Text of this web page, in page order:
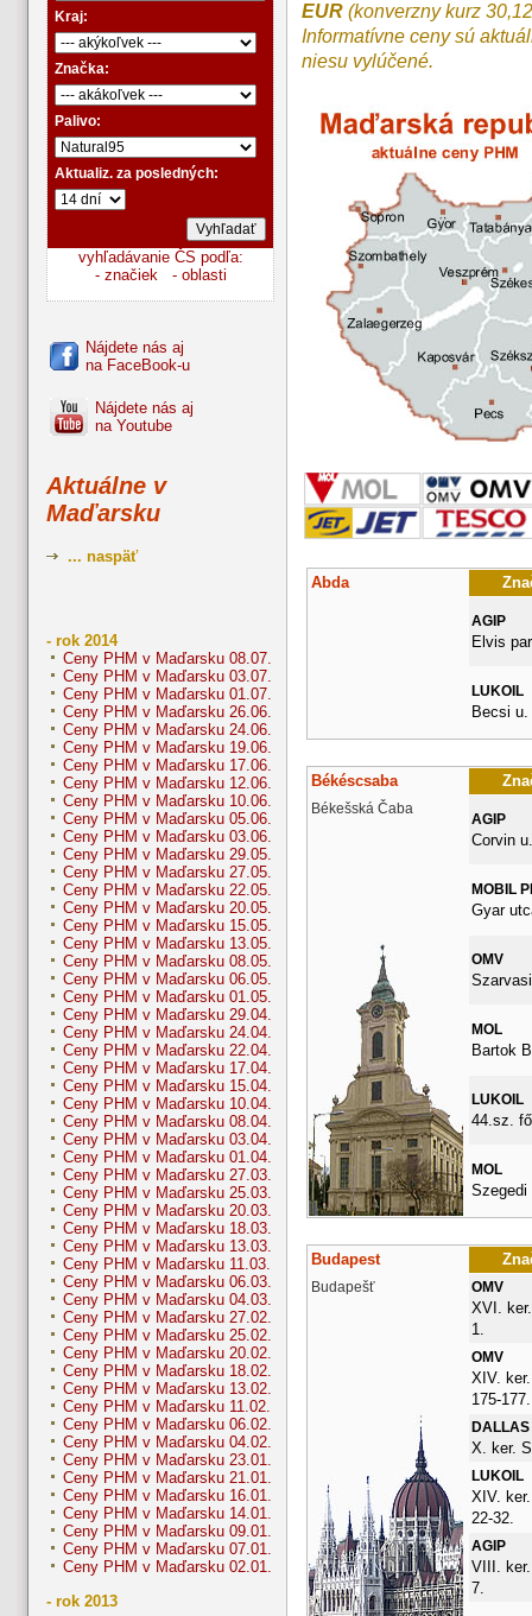
Kraj:
Značka:
Palivo:
Aktualiz. za posledných:
vyhľadávanie ČS podľa:
- značiek
- oblasti
Nájdete nás aj
na FaceBook-u
Nájdete nás aj
na Youtube
Aktuálne v
Maďarsku
... naspäť
- rok 2014
Ceny PHM v Maďarsku 08.07.
Ceny PHM v Maďarsku 03.07.
Ceny PHM v Maďarsku 01.07.
Ceny PHM v Maďarsku 26.06.
Ceny PHM v Maďarsku 24.06.
Ceny PHM v Maďarsku 19.06.
Ceny PHM v Maďarsku 17.06.
Ceny PHM v Maďarsku 12.06.
Ceny PHM v Maďarsku 10.06.
Ceny PHM v Maďarsku 05.06.
Ceny PHM v Maďarsku 03.06.
Ceny PHM v Maďarsku 29.05.
Ceny PHM v Maďarsku 27.05.
Ceny PHM v Maďarsku 22.05.
Ceny PHM v Maďarsku 20.05.
Ceny PHM v Maďarsku 15.05.
Ceny PHM v Maďarsku 13.05.
Ceny PHM v Maďarsku 08.05.
Ceny PHM v Maďarsku 06.05.
Ceny PHM v Maďarsku 01.05.
Ceny PHM v Maďarsku 29.04.
Ceny PHM v Maďarsku 24.04.
Ceny PHM v Maďarsku 22.04.
Ceny PHM v Maďarsku 17.04.
Ceny PHM v Maďarsku 15.04.
Ceny PHM v Maďarsku 10.04.
Ceny PHM v Maďarsku 08.04.
Ceny PHM v Maďarsku 03.04.
Ceny PHM v Maďarsku 01.04.
Ceny PHM v Maďarsku 27.03.
Ceny PHM v Maďarsku 25.03.
Ceny PHM v Maďarsku 20.03.
Ceny PHM v Maďarsku 18.03.
Ceny PHM v Maďarsku 13.03.
Ceny PHM v Maďarsku 11.03.
Ceny PHM v Maďarsku 06.03.
Ceny PHM v Maďarsku 04.03.
Ceny PHM v Maďarsku 27.02.
Ceny PHM v Maďarsku 25.02.
Ceny PHM v Maďarsku 20.02.
Ceny PHM v Maďarsku 18.02.
Ceny PHM v Maďarsku 13.02.
Ceny PHM v Maďarsku 11.02.
Ceny PHM v Maďarsku 06.02.
Ceny PHM v Maďarsku 04.02.
Ceny PHM v Maďarsku 23.01.
Ceny PHM v Maďarsku 21.01.
Ceny PHM v Maďarsku 16.01.
Ceny PHM v Maďarsku 14.01.
Ceny PHM v Maďarsku 09.01.
Ceny PHM v Maďarsku 07.01.
Ceny PHM v Maďarsku 02.01.
- rok 2013
EUR (konverzny kurz
Informatívne ceny sú
niesu vylúčené.
Abda
AGIP
Elvis
LUKOIL
Becsi u.
Békéscsaba
Békešská Čaba
AGIP
Corvin
MOBIL
Gyar
OMV
MOL
Bartok
LUKOIL
44.sz.
MOL
Szegedi
Budapest
Budapešť OMV
XVI.
1.
OMV
XIV.
175-177.
DALLAS
X. ker.
LUKOIL
XIV.
22-32.
AGIP
VIII.
7.